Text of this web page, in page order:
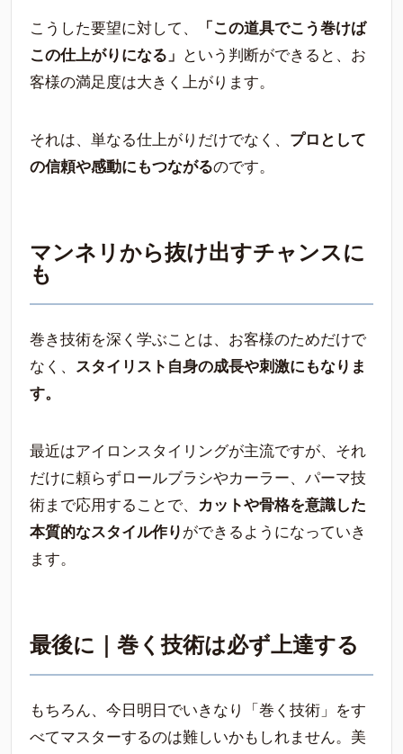
こうした要望に対して、
「この道具でこう巻けば
この仕上がりになる」
という判断ができると、お
客様の満足度は大きく上がります。
それは、単なる仕上がりだけでなく、 プロとして
の信頼や感動にもつながるのです。
マンネリから抜け出すチャンスに
も
巻き技術を深く学ぶことは、お客様のためだけで
なく、
スタイリスト自身の成長や刺激にもなりま
す。
最近はアイロンスタイリングが主流ですが、それ
だけに頼らずロールブラシやカーラー、パーマ技
術まで応用することで、
カットや骨格を意識した
本質的なスタイル作り ができるようになっていき
ます。
最後に｜巻く技術は必ず上達する
もちろん、今日明日でいきなり「巻く技術」をす
べてマスターするのは難しいかもしれません。美